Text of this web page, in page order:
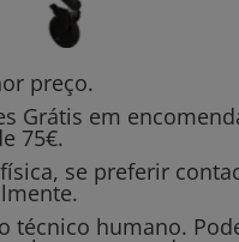
preço.
Grátis em
75€.
se preferir
técnico humano.